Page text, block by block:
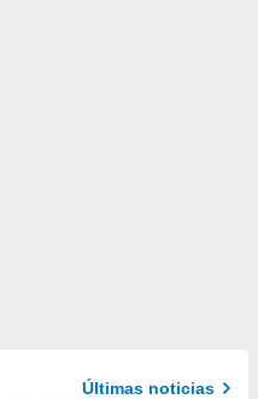
Últimas noticias